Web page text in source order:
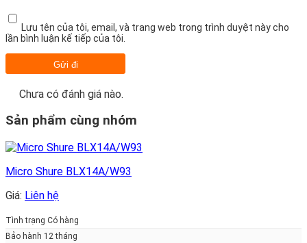
Lưu tên của tôi, email, và trang web trong trình duyệt này cho
lần bình luận kế tiếp của tôi.
Chưa có đánh giá nào.
Sản phẩm cùng nhóm
Micro Shure BLX14A/W93
Giá: Liên hệ
Tình trạng Có hàng
Bảo hành 12 tháng